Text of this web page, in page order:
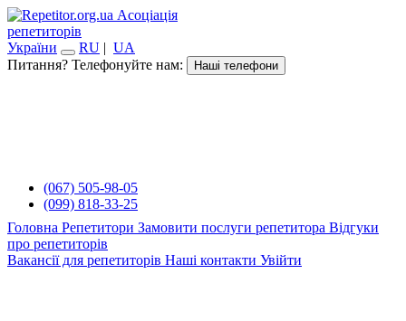
Асоціація
репетиторів
України
RU | UA
Питання? Телефонуйте нам:
Наші телефони
(067) 505-98-05
(099) 818-33-25
Головна Репетитори Замовити послуги репетитора Відгуки
про репетиторів
Вакансії для репетиторів Наші контакти Увійти